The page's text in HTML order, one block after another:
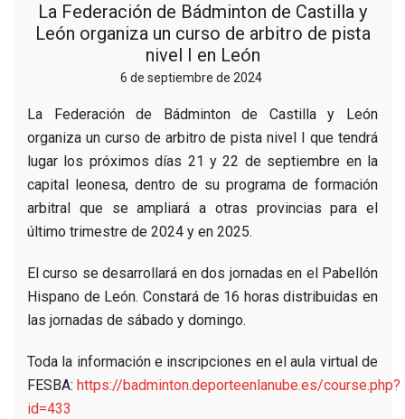
La Federación de Bádminton de Castilla y
León organiza un curso de arbitro de pista
nivel I en León
6 de septiembre de 2024
La Federación de Bádminton de Castilla y León
organiza un curso de arbitro de pista nivel I que tendrá
lugar los próximos días 21 y 22 de septiembre en la
capital leonesa, dentro de su programa de formación
arbitral que se ampliará a otras provincias para el
último trimestre de 2024 y en 2025.
El curso se desarrollará en dos jornadas en el Pabellón
Hispano de León. Constará de 16 horas distribuidas en
las jornadas de sábado y domingo.
Toda la información e inscripciones en el aula virtual de
FESBA: https://badminton.deporteenlanube.es/course.php?
id=433